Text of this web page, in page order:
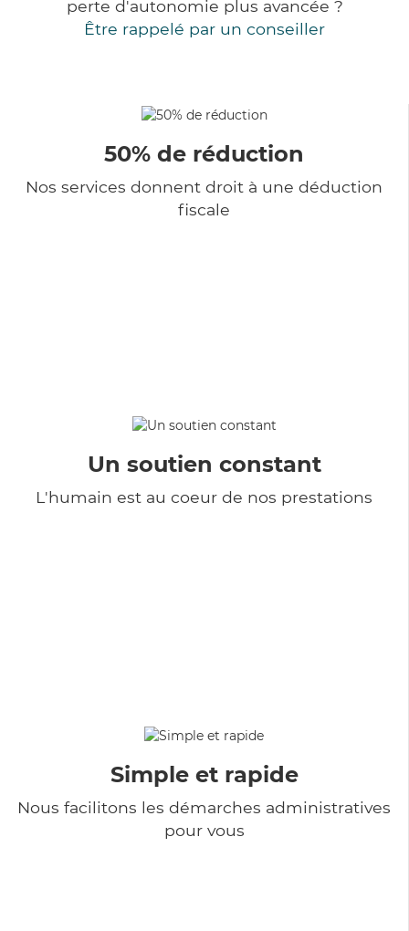
perte d'autonomie plus avancée ?
Être rappelé par un conseiller
50% de réduction
Nos services donnent droit à une déduction
fiscale
Un soutien constant
L'humain est au coeur de nos prestations
Simple et rapide
Nous facilitons les démarches administratives
pour vous